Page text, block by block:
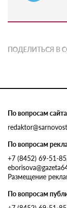
ПОДЕЛИТЬСЯ В
По вопросам сайта
По вопросам
+7 (8452) 69-51-
Размещение
По вопросам